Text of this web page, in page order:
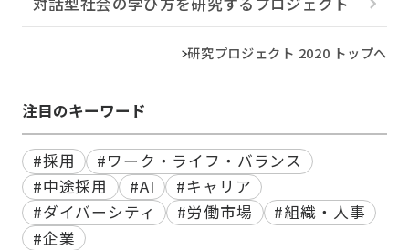
研究プロジェクト 2020 トップへ
注目のキーワード
#採用
#ワーク・ライフ・バランス
#中途採用
#AI
#キャリア
#ダイバーシティ
#労働市場
#組織・人事
#企業